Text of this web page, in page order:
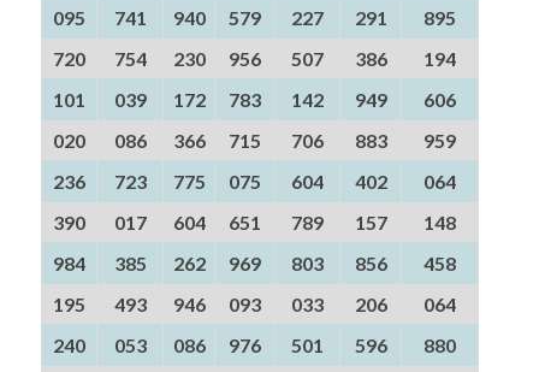
095
741 940 579 227 291
895
720
754 230 956 507 386
194
101
039 172 783 142 949
606
020
086 366 715 706 883
959
236
723 775 075 604 402
064
390
017 604 651 789 157
148
984
385 262 969 803 856
458
195
493 946 093 033 206
064
240
053 086 976 501 596
880